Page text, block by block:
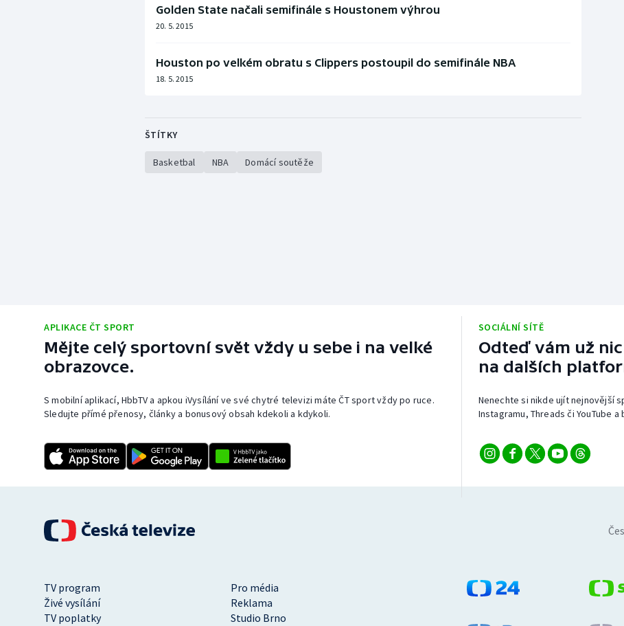
Golden State načali semifinále s Houstonem výhrou
20. 5. 2015
Houston po velkém obratu s Clippers postoupil do semifinále NBA
18. 5. 2015
ŠTÍTKY
Basketbal NBA Domácí soutěže
APLIKACE ČT SPORT
Mějte celý sportovní svět vždy u sebe i na velké
obrazovce.
S mobilní aplikací, HbbTV a apkou iVysílání ve své chytré televizi máte ČT sport vždy po ruce.
Sledujte přímé přenosy, články a bonusový obsah kdekoli a kdykoli.
SOCIÁLNÍ SÍTĚ
Odteď vám už
na dalších
Nenechte si nikde ujít nejnovější
Instagramu, Threads či YouTube
TV program
Pro média
Živé vysílání
Reklama
TV poplatky
Studio Brno